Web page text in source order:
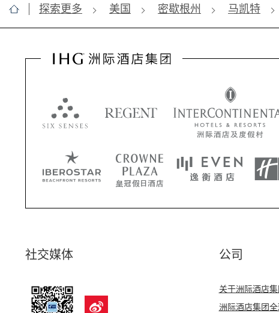
探索更多 美国 密歇根州 马凯特
社交媒体 公司
关于洲际酒店集
洲际酒店集团